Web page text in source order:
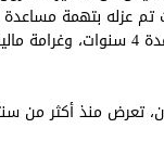
تم عزله بتهمة
تعرض منذ أكثر من